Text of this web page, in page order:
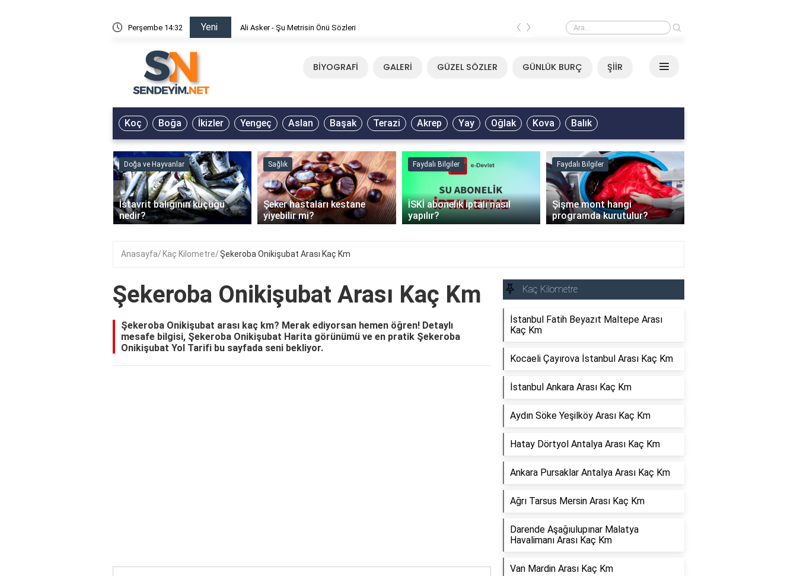
Perşembe 14:32 Yeni Ali Asker - Şu Metrisin Önü Sözleri Mirkelam - Tavla Sözleri
‹ ›
BİYOGRAFİ GALERİ GÜZEL SÖZLER GÜNLÜK BURÇ ŞİİR
Koç Boğa İkizler Yengeç Aslan Başak Terazi Akrep Yay Oğlak Kova Balık
Doğa ve Hayvanlar
İstavrit balığının küçüğü
nedir?
Sağlık
Şeker hastaları kestane
yiyebilir mi?
Faydalı Bilgiler
İSKİ abonelik iptali nasıl
yapılır?
Faydalı Bilgiler
Şişme mont hangi
programda kurutulur?
‹ ›
Anasayfa Kaç Kilometre Şekeroba Onikişubat Arası Kaç Km
Şekeroba Onikişubat Arası Kaç Km
Şekeroba Onikişubat arası kaç km? Merak ediyorsan hemen öğren! Detaylı
mesafe bilgisi, Şekeroba Onikişubat Harita görünümü ve en pratik Şekeroba
Onikişubat Yol Tarifi bu sayfada seni bekliyor.
Kaç Kilometre
İstanbul Fatih Beyazıt Maltepe Arası
Kaç Km
Kocaeli Çayırova İstanbul Arası Kaç Km
İstanbul Ankara Arası Kaç Km
Aydın Söke Yeşilköy Arası Kaç Km
Hatay Dörtyol Antalya Arası Kaç Km
Ankara Pursaklar Antalya Arası Kaç Km
Ağrı Tarsus Mersin Arası Kaç Km
Darende Aşağıulupınar Malatya
Havalimanı Arası Kaç Km
Van Mardin Arası Kaç Km